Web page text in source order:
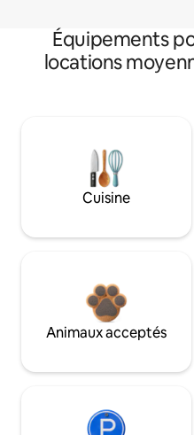
Équipements
locations
Cuisine
Animaux acceptés